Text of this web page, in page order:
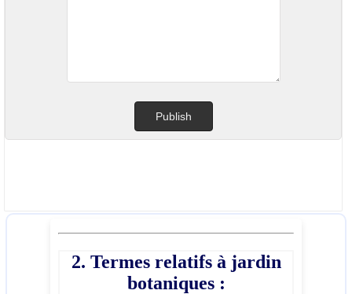
2. Termes relatifs à jardin
botaniques :